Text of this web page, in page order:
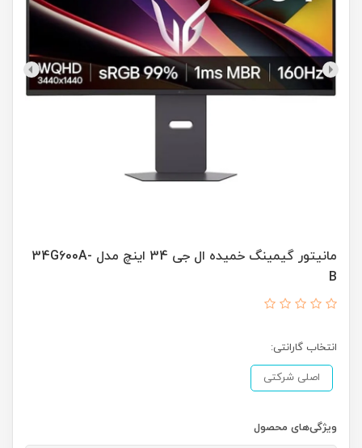
مانیتور گیمینگ خمیده ال جی 34 اینچ مدل 34G600A-
B
انتخاب گارانتی:
اصلی شرکتی
ویژگی‌های محصول